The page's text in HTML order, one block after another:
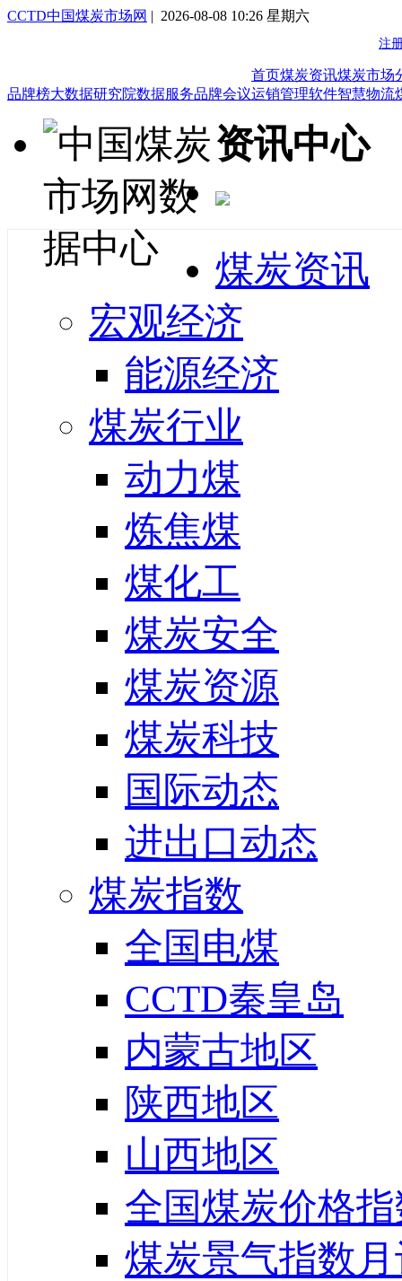
CCTD中国煤炭市场网 | 2026-08-08 10:26 星期六
首页煤炭资讯煤炭市场
品牌榜大数据研究院数据服务品牌会议运销管理软件智慧物流
资讯中心
煤炭资讯
宏观经济
能源经济
煤炭行业
动力煤
炼焦煤
煤化工
煤炭安全
煤炭资源
煤炭科技
国际动态
进出口动态
煤炭指数
全国电煤
CCTD秦皇岛
内蒙古地区
陕西地区
山西地区
全国煤炭价格
煤炭景气指数